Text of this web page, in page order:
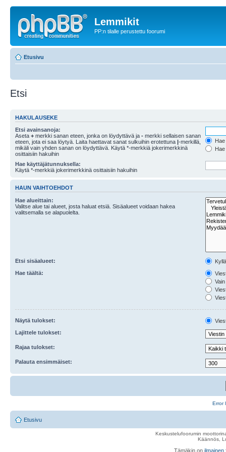
Lemmikit
PP:n tilalle perustettu foorumi
Etusivu
Etsi
HAKULAUSEKE
Etsi avainsanoja:
Aseta + merkki sanan eteen, jonka on löydyttävä ja - merkki sellaisen sanan
eteen, jota ei saa löytyä. Laita haettavat sanat sulkuihin erotettuna |-merkillä,
mikäli vain yhden sanan on löydyttävä. Käytä *-merkkiä jokerimerkkinä
osittaisiin hakuihin
Hae käyttäjätunnuksella:
Käytä *-merkkiä jokerimerkkinä osittaisiin hakuihin
HAUN VAIHTOEHDOT
Hae alueittain:
Valitse alue tai alueet, josta haluat etsiä. Sisäalueet voidaan hakea
valitsemalla se alapuolelta.
Etsi sisäalueet:
Hae täältä:
Näytä tulokset:
Lajittele tulokset:
Rajaa tulokset:
Palauta ensimmäiset:
Error
Etusivu
Keskustelufoorumin
Käännös,
Tämäkin on ilmainen